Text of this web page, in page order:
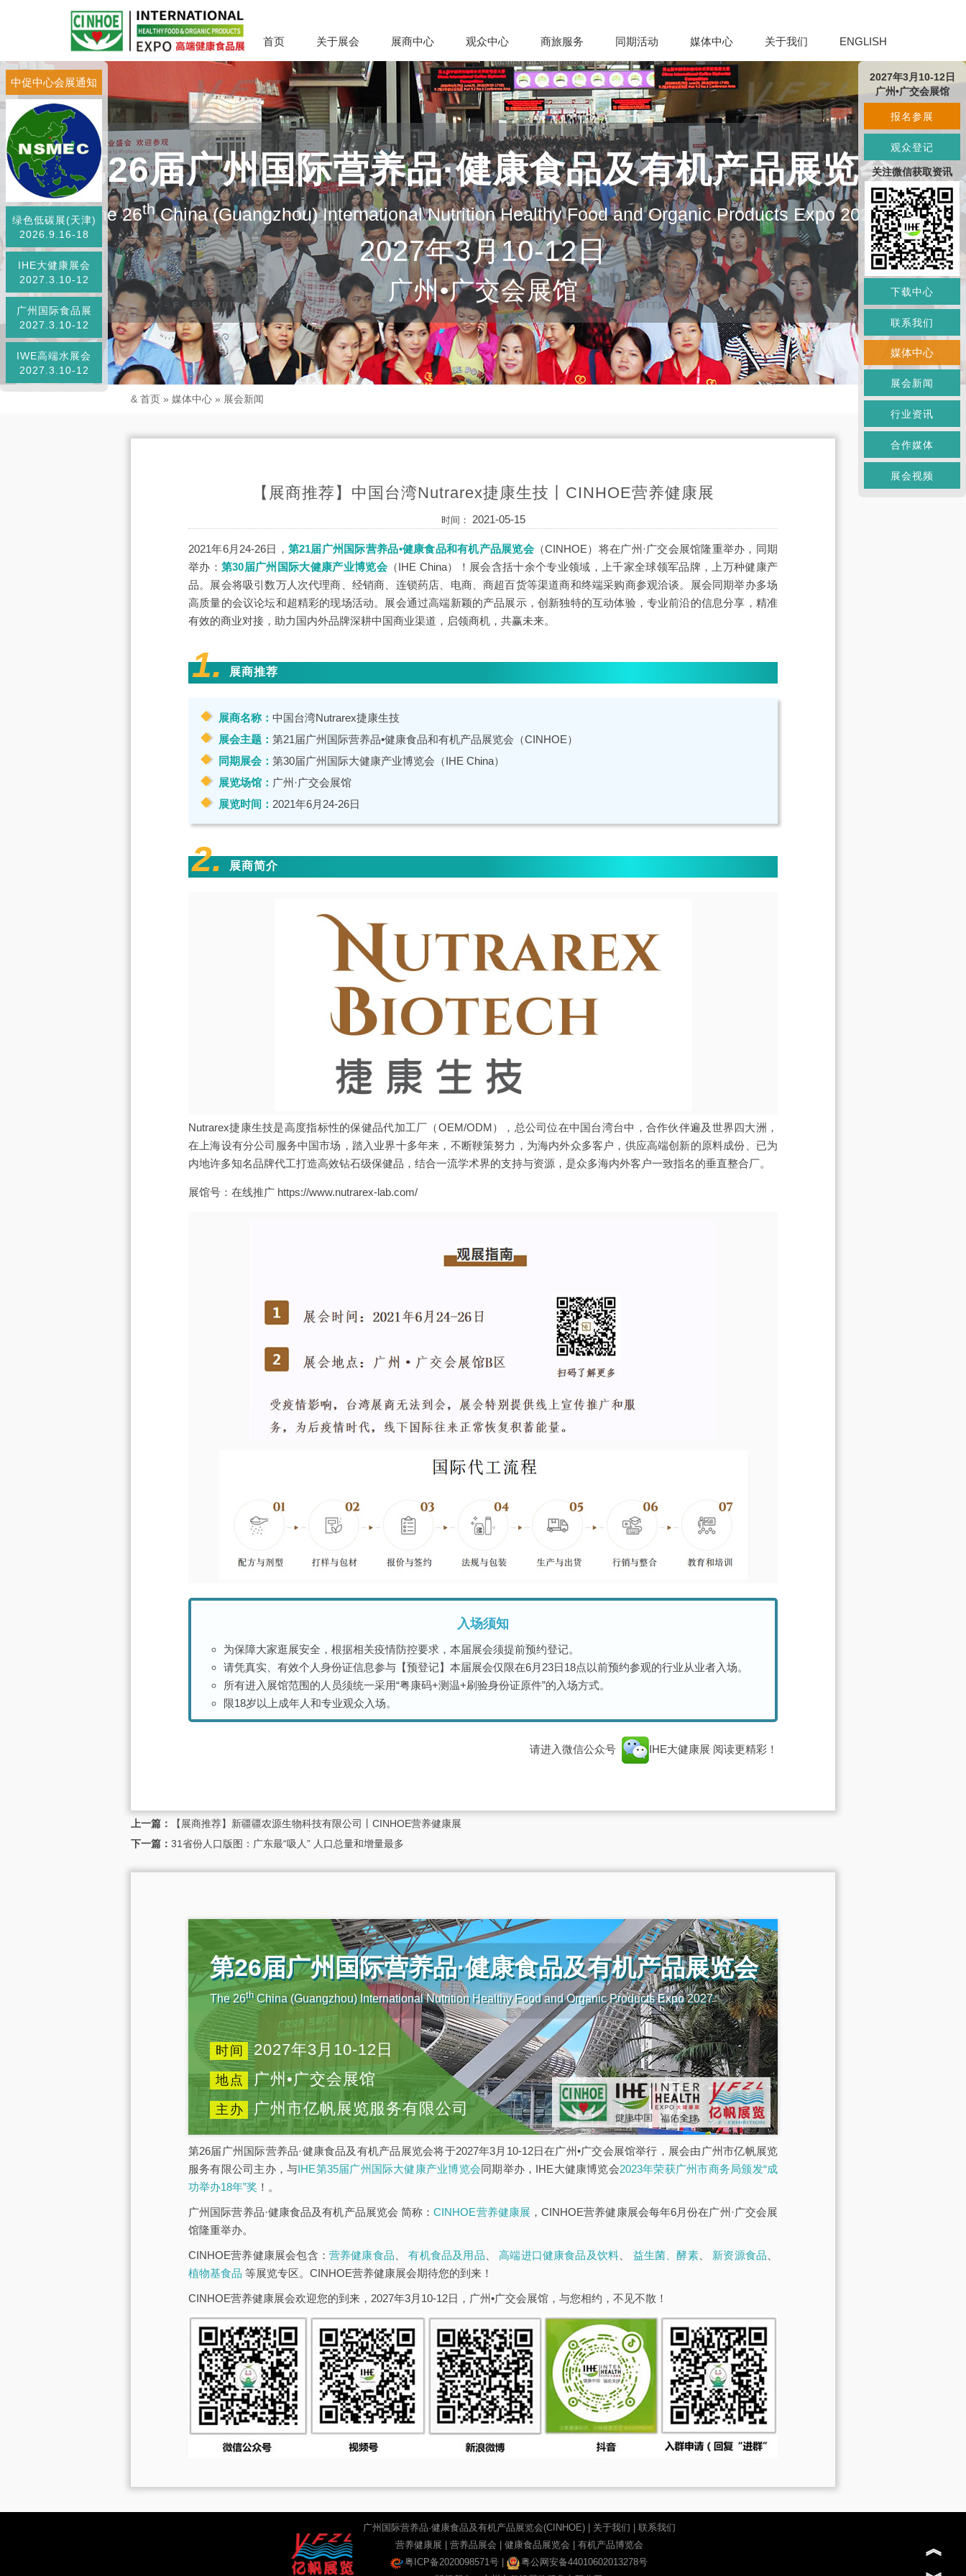
首页 关于展会 展商中心 观众中心 商旅服务 同期活动 媒体中心 关于我们 ENGLISH
第26届广州国际营养品·健康食品及有机产品展览会
The 26thChina (Guangzhou) International Nutrition Healthy Food and Organic Products Expo 2027
2027年3月10-12日
广州•广交会展馆
中促中心会展通知
绿色低碳展(天津)
2026.9.16-18
IHE大健康展会
2027.3.10-12
广州国际食品展
2027.3.10-12
IWE高端水展会
2027.3.10-12
& 首页 » 媒体中心 » 展会新闻
【展商推荐】中国台湾Nutrarex捷康生技丨CINHOE营养健康展
时间： 2021-05-15
2021年6月24-26日， 第21届广州国际营养品•健康食品和有机产品展览会（CINHOE） 将在广州·广交会展馆隆重举办，同期
举办：第30届广州国际大健康产业博览会 （IHE China）
！展会含括十余个专业领域，上千家全球领军品牌，上万种健康产
品。展会将吸引数万人次代理商、经销商、连锁药店、电商、商超百货等渠道商和终端采购商参观洽谈。展会同期举办多场
高质量的会议论坛和超精彩的现场活动。展会通过高端新颖的产品展示，创新独特的互动体验，专业前沿的信息分享，精准
有效的商业对接，助力国内外品牌深耕中国商业渠道，启领商机，共赢未来。
1. 展商推荐
展商名称： 中国台湾Nutrarex捷康生技
展会主题： 第21届广州国际营养品•健康食品和有机产品展览会（CINHOE）
同期展会： 第30届广州国际大健康产业博览会（IHE China）
展览场馆： 广州·广交会展馆
展览时间： 2021年6月24-26日
2. 展商简介
Nutrarex捷康生技是高度指标性的保健品代加工厂（OEM/ODM），总公司位在中国台湾台中，合作伙伴遍及世界四大洲，
在上海设有分公司服务中国市场，踏入业界十多年来，不断鞕策努力，为海内外众多客户，供应高端创新的原料成份、已为
内地许多知名品牌代工打造高效钻石级保健品，结合一流学术界的支持与资源，是众多海内外客户一致指名的垂直整合厂。
展馆号：在线推广 https://www.nutrarex-lab.com/
入场须知
为保障大家逛展安全，根据相关疫情防控要求，本届展会须提前预约登记。
请凭真实、有效个人身份证信息参与【预登记】本届展会仅限在6月23日18点以前预约参观的行业从业者入场。
所有进入展馆范围的人员须统一采用“粤康码+测温+刷验身份证原件”的入场方式。
限18岁以上成年人和专业观众入场。
请进入微信公众号 IHE大健康展 阅读更精彩！
上一篇：
【展商推荐】新疆疆农源生物科技有限公司丨CINHOE营养健康展
下一篇： 31省份人口版图：广东最“吸人” 人口总量和增量最多
第26届广州国际营养品·健康食品及有机产品展览会
The 26thChina (Guangzhou) International Nutrition Healthy Food and Organic Products Expo 2027
时间 2027年3月10-12日
地点 广州•广交会展馆
主办 广州市亿帆展览服务有限公司
第26届广州国际营养品·健康食品及有机产品展览会将于2027年3月10-12日在广州•广交会展馆举行，展会由广州市亿帆展览
服务有限公司主办，与IHE第35届广州国际大健康产业博览会同期举办，IHE大健康博览会2023年荣获广州市商务局颁发“成
功举办18年”奖 ！。
广州国际营养品·健康食品及有机产品展览会 简称：CINHOE营养健康展 ，CINHOE营养健康展会每年6月份在广州·广交会展
馆隆重举办。
CINHOE营养健康展会包含： 营养健康食品 、有机食品及用品 、高端进口健康食品及饮料 益生菌、酵素、 新资源食品
植物基食品 等展览专区。CINHOE营养健康展会期待您的到来！
CINHOE营养健康展会欢迎您的到来，2027年3月10-12日，广州•广交会展馆，与您相约，不见不散！
广州国际营养品·健康食品及有机产品展览会(CINHOE) | 关于我们
联系我们
营养健康展 | 营养品展会 | 健康食品展览会 | 有机产品博览会
粤ICP备2020098571号
粤公网安备44010602013278号
︽
2027年3月10-12日
广州•广交会展馆
报名参展
观众登记
关注微信获取资讯
下载中心
联系我们
媒体中心
展会新闻
行业资讯
合作媒体
展会视频